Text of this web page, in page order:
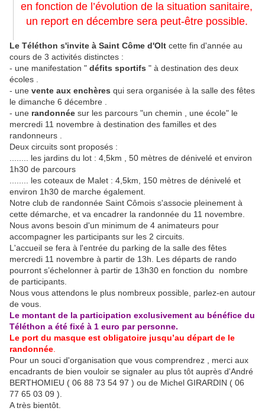
en fonction de l’évolution de la situation sanitaire,
un report en décembre sera peut-être possible.
Le Téléthon s'invite à Saint Côme d'Olt cette fin d'année au
cours de 3 activités distinctes :
- une manifestation " défits sportifs " à destination des deux
écoles .
- une vente aux enchères qui sera organisée à la salle des fêtes
le dimanche 6 décembre .
- une randonnée sur les parcours "un chemin , une école" le
mercredi 11 novembre à destination des familles et des
randonneurs .
Deux circuits sont proposés :
........ les jardins du lot : 4,5km , 50 mètres de dénivelé et environ
1h30 de parcours
........ les coteaux de Malet : 4,5km, 150 mètres de dénivelé et
environ 1h30 de marche également.
Notre club de randonnée Saint Cômois s'associe pleinement à
cette démarche, et va encadrer la randonnée du 11 novembre.
Nous avons besoin d'un minimum de 4 animateurs pour
accompagner les participants sur les 2 circuits.
L'accueil se fera à l'entrée du parking de la salle des fêtes
mercredi 11 novembre à partir de 13h. Les départs de rando
pourront s’échelonner à partir de 13h30 en fonction du nombre
de participants.
Nous vous attendons le plus nombreux possible, parlez-en autour
de vous.
Le montant de la participation exclusivement au bénéfice du
Téléthon a été fixé à 1 euro par personne.
Le port du masque est obligatoire jusqu’au départ de le
randonnée
Pour un souci d'organisation que vous comprendrez , merci aux
encadrants de bien vouloir se signaler au plus tôt auprès d'André
BERTHOMIEU ( 06 88 73 54 97 ) ou de Michel GIRARDIN ( 06
77 65 03 09 ).
A très bientôt.